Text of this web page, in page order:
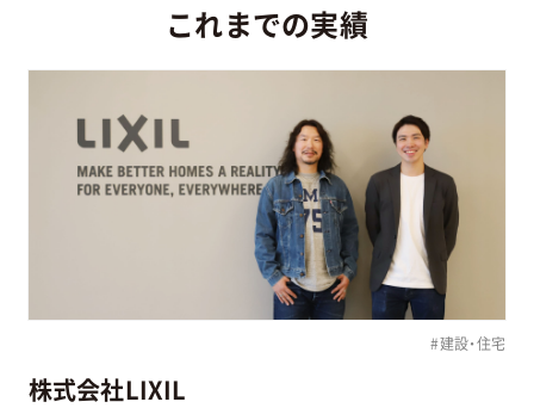
これまでの実績
#建設・住宅
株式会社LIXIL